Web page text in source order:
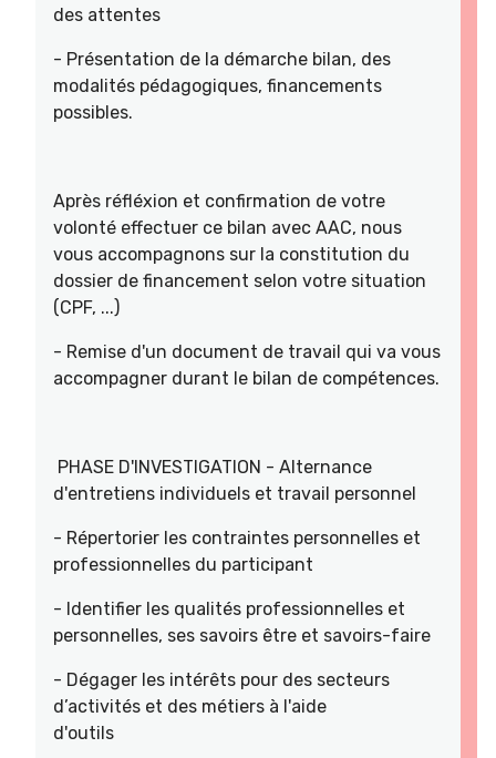
des attentes
- Présentation de la démarche bilan, des
modalités pédagogiques, financements
possibles.
Après réfléxion et confirmation de votre
volonté effectuer ce bilan avec AAC, nous
vous accompagnons sur la constitution du
dossier de financement selon votre situation
(CPF, ...)
- Remise d'un document de travail qui va vous
accompagner durant le bilan de compétences.
PHASE D'INVESTIGATION - Alternance
d'entretiens individuels et travail personnel
- Répertorier les contraintes personnelles et
professionnelles du participant
- Identifier les qualités professionnelles et
personnelles, ses savoirs être et savoirs-faire
- Dégager les intérêts pour des secteurs
d’activités et des métiers à l'aide
d'outils